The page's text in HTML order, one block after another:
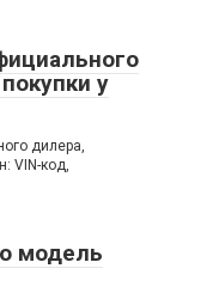
у
дилера,
VIN-код,
модель